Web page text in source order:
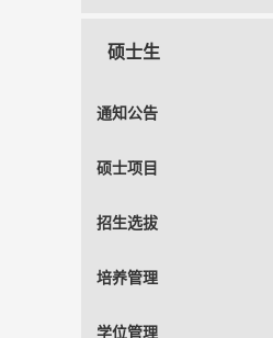
硕士生
通知公告
硕士项目
招生选拔
培养管理
学位管理